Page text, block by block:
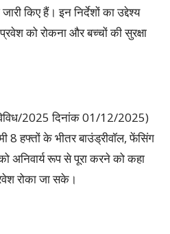
किए हैं। इन निर्देशों का उद्देश्य
को रोकना और बच्चों की सुरक्षा
2025 दिनांक 01/12/2025)
हफ्तों के भीतर बाउंड्रीवॉल, फेंसिंग
अनिवार्य रूप से पूरा करने को कहा
रोका जा सके।